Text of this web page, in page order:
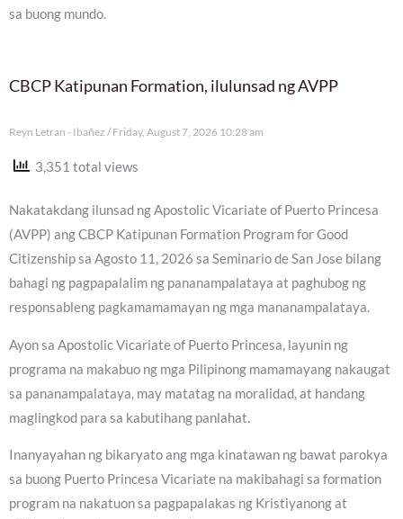
sa buong mundo.
CBCP Katipunan Formation, ilulunsad ng AVPP
Reyn Letran - Ibañez Friday, August 7, 2026 10:28 am
3,351 total views
Nakatakdang ilunsad ng Apostolic Vicariate of Puerto Princesa
(AVPP) ang CBCP Katipunan Formation Program for Good
Citizenship sa Agosto 11, 2026 sa Seminario de San Jose bilang
bahagi ng pagpapalalim ng pananampalataya at paghubog ng
responsableng pagkamamamayan ng mga mananampalataya.
Ayon sa Apostolic Vicariate of Puerto Princesa, layunin ng
programa na makabuo ng mga Pilipinong mamamayang nakaugat
sa pananampalataya, may matatag na moralidad, at handang
maglingkod para sa kabutihang panlahat.
Inanyayahan ng bikaryato ang mga kinatawan ng bawat parokya
sa buong Puerto Princesa Vicariate na makibahagi sa formation
program na nakatuon sa pagpapalakas ng Kristiyanong at